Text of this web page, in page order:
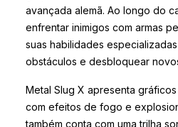
avançada alemã. Ao longo do
enfrentar inimigos com armas
suas habilidades
obstáculos e desbloquear
Metal Slug X apresenta
com efeitos de fogo e
também conta com uma trilha